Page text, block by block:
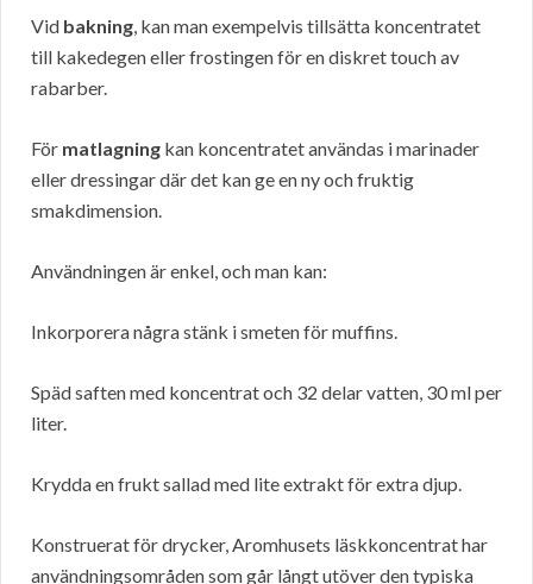
Vid bakning, kan man exempelvis tillsätta koncentratet
till kakedegen eller frostingen för en diskret touch av
rabarber.
För matlagning kan koncentratet användas i marinader
eller dressingar där det kan ge en ny och fruktig
smakdimension.
Användningen är enkel, och man kan:
Inkorporera några stänk i smeten för muffins.
Späd saften med koncentrat och 32 delar vatten, 30 ml per
liter.
Krydda en frukt sallad med lite extrakt för extra djup.
Konstruerat för drycker, Aromhusets läskkoncentrat har
användningsområden som går långt utöver den typiska